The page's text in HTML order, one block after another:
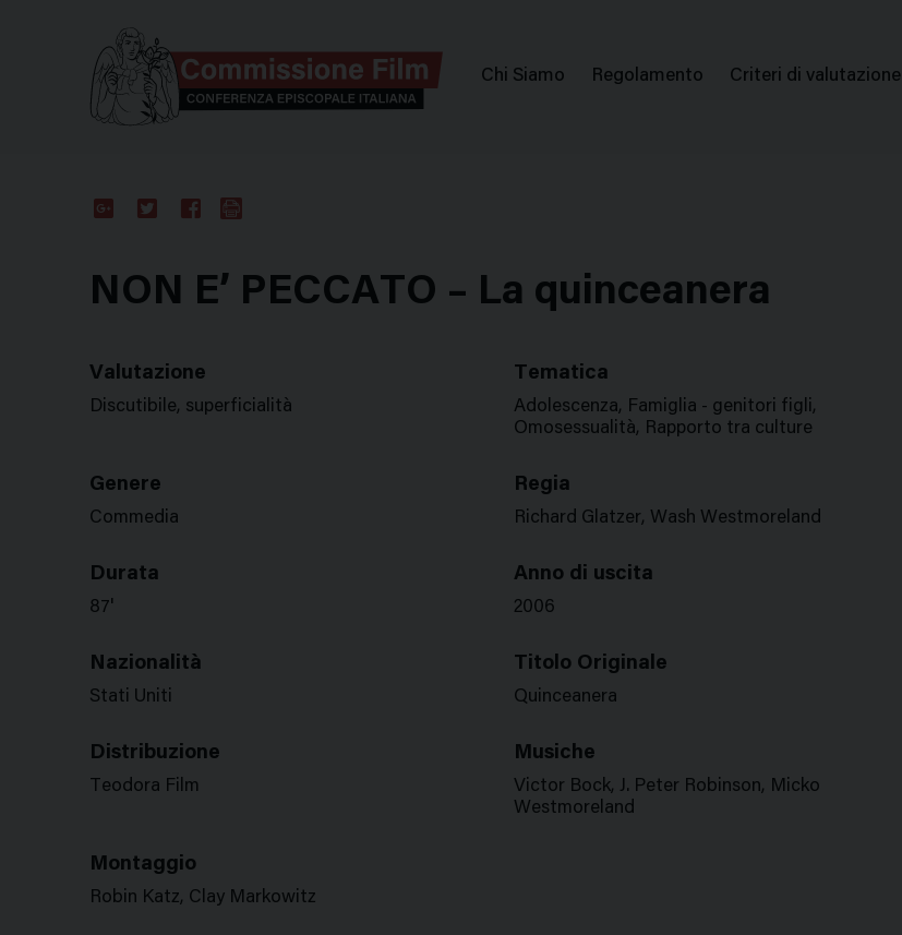
Menu
Chi Siamo Regolamento Criteri di valutazione
NON E’ PECCATO – La quinceanera
Valutazione
Discutibile, superficialità
Tematica
Adolescenza, Famiglia - genitori figli,
Omosessualità, Rapporto tra culture
Genere
Commedia
Regia
Richard Glatzer, Wash Westmoreland
Durata
87'
Anno di uscita
2006
Nazionalità
Stati Uniti
Titolo Originale
Quinceanera
Distribuzione
Teodora Film
Musiche
Victor Bock, J. Peter Robinson, Micko
Westmoreland
Montaggio
Robin Katz, Clay Markowitz